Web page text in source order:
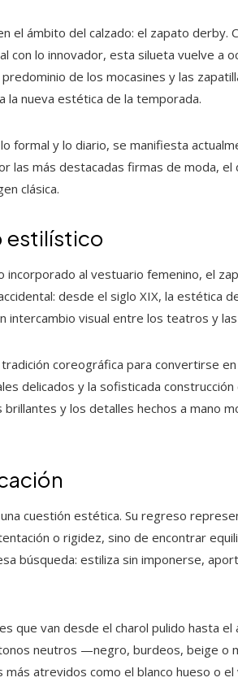
el ámbito del calzado: el zapato derby.
con lo innovador, esta silueta vuelve a
de los mocasines y las
la nueva estética de la temporada.
formal y lo diario, se manifiesta
las más destacadas firmas de moda,
clásica.
estilístico
al vestuario femenino, el
desde el siglo XIX, la estética
intercambio visual entre los teatros y
coreográfica para convertirse
delicados y la sofisticada
y los detalles hechos a mano
cuestión estética. Su regreso
o rigidez, sino de encontrar
búsqueda: estiliza sin imponerse,
que van desde el charol pulido hasta el
neutros —negro, burdeos, beige o
atrevidos como el blanco hueso o el